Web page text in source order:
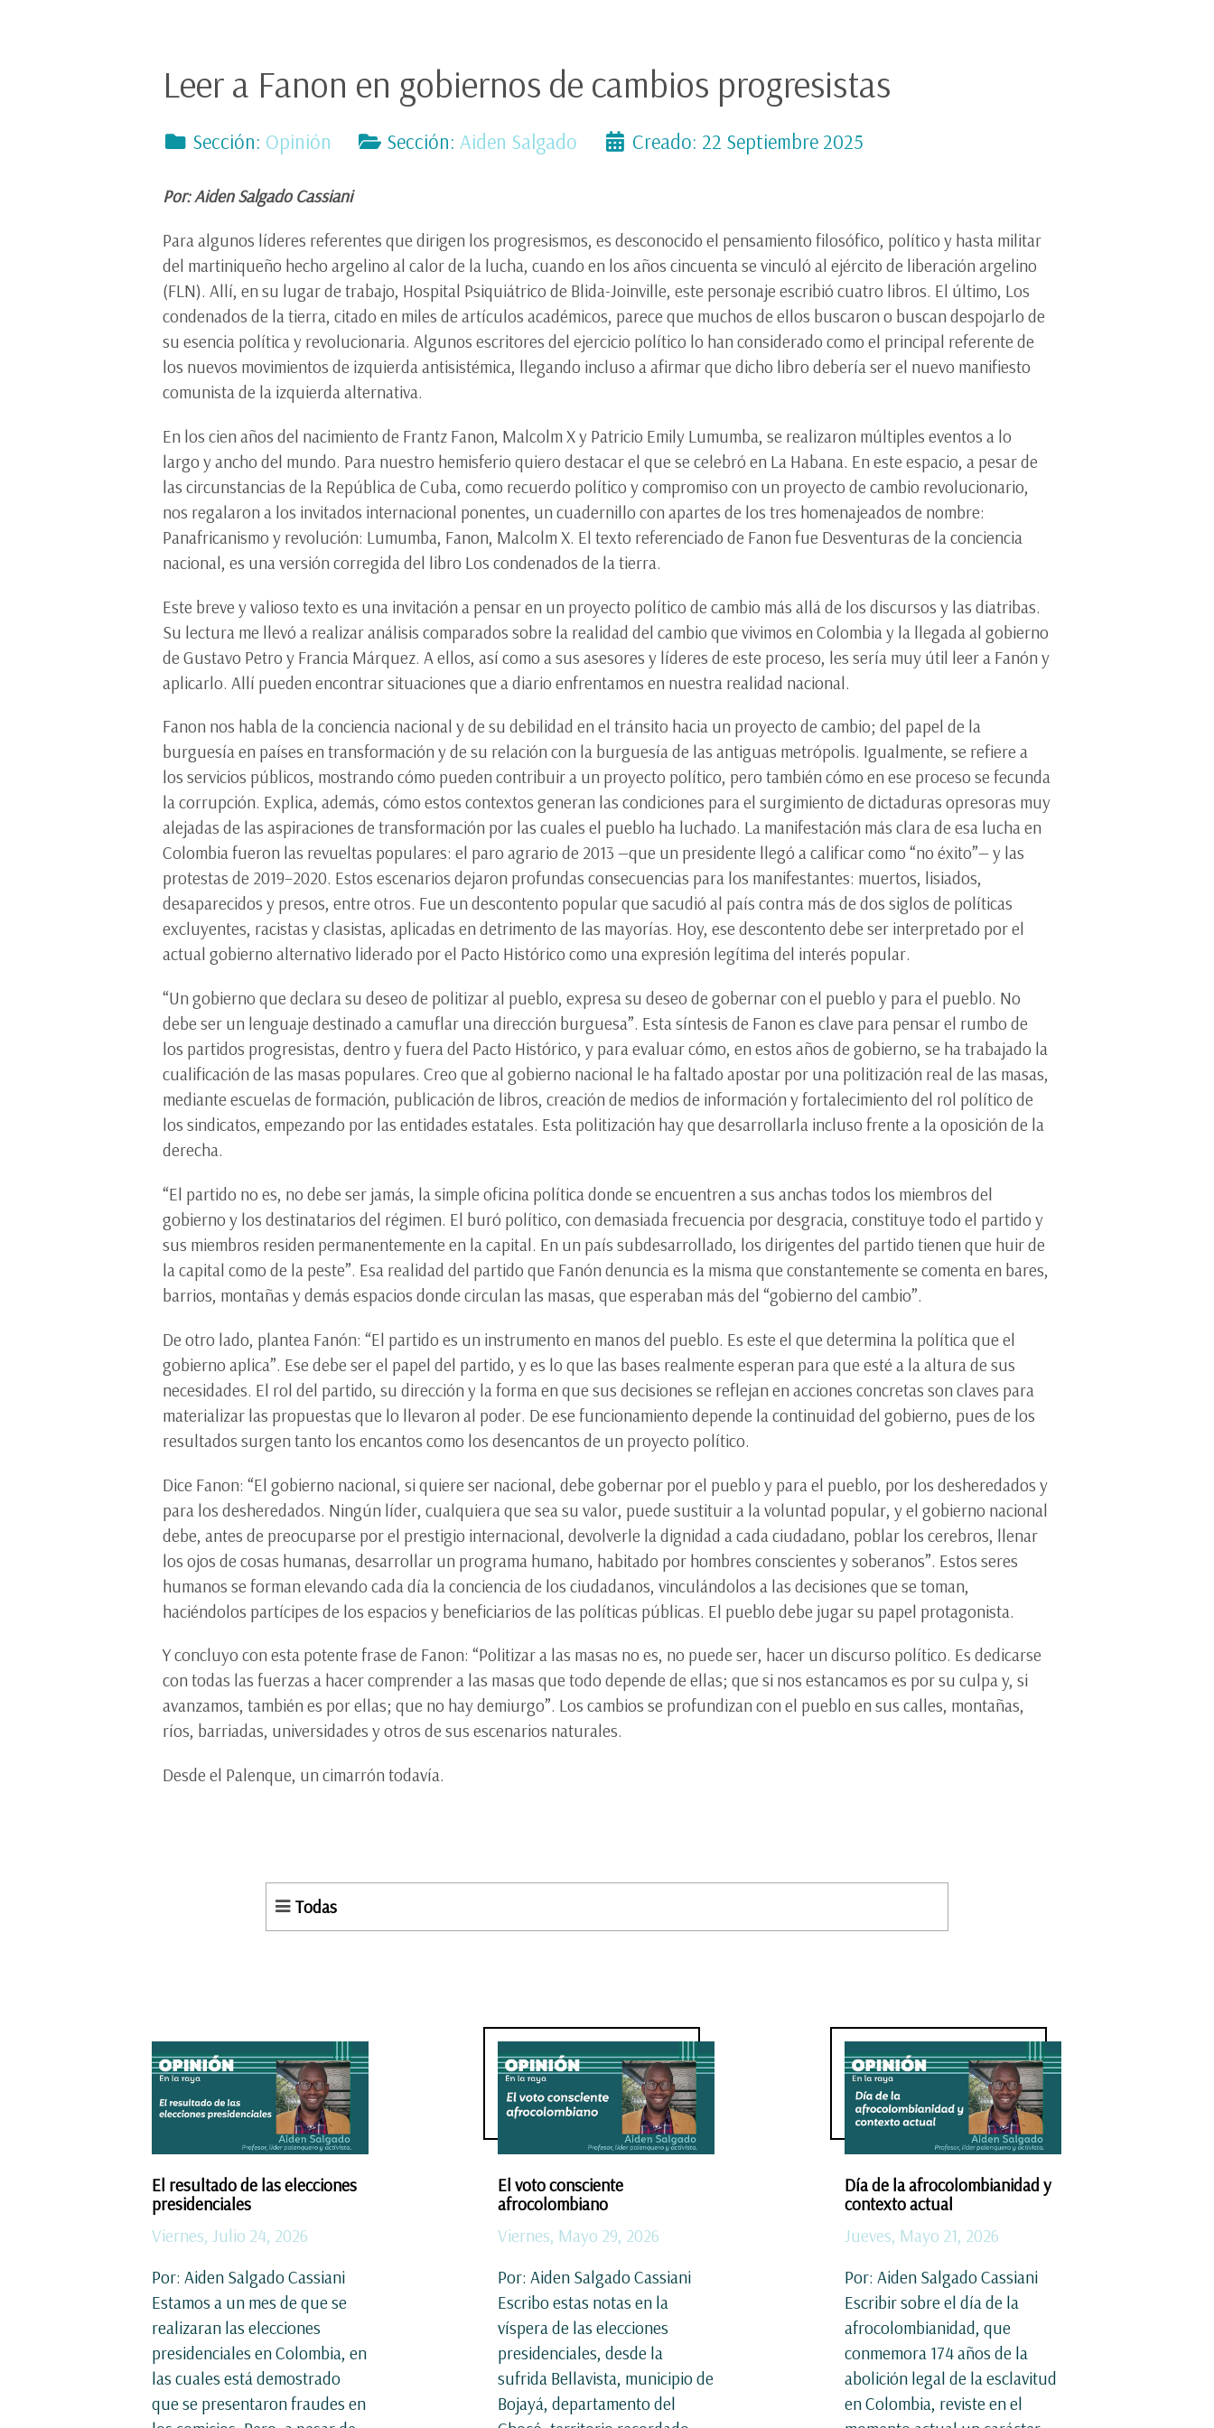
Leer a Fanon en gobiernos de cambios progresistas
Sección: Opinión Sección:Aiden Salgado Creado: 22 Septiembre 2025
Por: Aiden Salgado Cassiani
Para algunos líderes referentes que dirigen los progresismos, es desconocido el pensamiento filosófico, político y hasta militar
del martiniqueño hecho argelino al calor de la lucha, cuando en los años cincuenta se vinculó al ejército de liberación argelino
(FLN). Allí, en su lugar de trabajo, Hospital Psiquiátrico de Blida-Joinville, este personaje escribió cuatro libros. El último, Los
condenados de la tierra, citado en miles de artículos académicos, parece que muchos de ellos buscaron o buscan despojarlo de
su esencia política y revolucionaria. Algunos escritores del ejercicio político lo han considerado como el principal referente de
los nuevos movimientos de izquierda antisistémica, llegando incluso a afirmar que dicho libro debería ser el nuevo manifiesto
comunista de la izquierda alternativa.
En los cien años del nacimiento de Frantz Fanon, Malcolm X y Patricio Emily Lumumba, se realizaron múltiples eventos a lo
largo y ancho del mundo. Para nuestro hemisferio quiero destacar el que se celebró en La Habana. En este espacio, a pesar de
las circunstancias de la República de Cuba, como recuerdo político y compromiso con un proyecto de cambio revolucionario,
nos regalaron a los invitados internacional ponentes, un cuadernillo con apartes de los tres homenajeados de nombre:
Panafricanismo y revolución: Lumumba, Fanon, Malcolm X. El texto referenciado de Fanon fue Desventuras de la conciencia
nacional, es una versión corregida del libro Los condenados de la tierra.
Este breve y valioso texto es una invitación a pensar en un proyecto político de cambio más allá de los discursos y las diatribas.
Su lectura me llevó a realizar análisis comparados sobre la realidad del cambio que vivimos en Colombia y la llegada al gobierno
de Gustavo Petro y Francia Márquez. A ellos, así como a sus asesores y líderes de este proceso, les sería muy útil leer a Fanón y
aplicarlo. Allí pueden encontrar situaciones que a diario enfrentamos en nuestra realidad nacional.
Fanon nos habla de la conciencia nacional y de su debilidad en el tránsito hacia un proyecto de cambio; del papel de la
burguesía en países en transformación y de su relación con la burguesía de las antiguas metrópolis. Igualmente, se refiere a
los servicios públicos, mostrando cómo pueden contribuir a un proyecto político, pero también cómo en ese proceso se fecunda
la corrupción. Explica, además, cómo estos contextos generan las condiciones para el surgimiento de dictaduras opresoras muy
alejadas de las aspiraciones de transformación por las cuales el pueblo ha luchado. La manifestación más clara de esa lucha en
Colombia fueron las revueltas populares: el paro agrario de 2013 —que un presidente llegó a calificar como “no éxito”— y las
protestas de 2019–2020. Estos escenarios dejaron profundas consecuencias para los manifestantes: muertos, lisiados,
desaparecidos y presos, entre otros. Fue un descontento popular que sacudió al país contra más de dos siglos de políticas
excluyentes, racistas y clasistas, aplicadas en detrimento de las mayorías. Hoy, ese descontento debe ser interpretado por el
actual gobierno alternativo liderado por el Pacto Histórico como una expresión legítima del interés popular.
“Un gobierno que declara su deseo de politizar al pueblo, expresa su deseo de gobernar con el pueblo y para el pueblo. No
debe ser un lenguaje destinado a camuflar una dirección burguesa”. Esta síntesis de Fanon es clave para pensar el rumbo de
los partidos progresistas, dentro y fuera del Pacto Histórico, y para evaluar cómo, en estos años de gobierno, se ha trabajado la
cualificación de las masas populares. Creo que al gobierno nacional le ha faltado apostar por una politización real de las masas,
mediante escuelas de formación, publicación de libros, creación de medios de información y fortalecimiento del rol político de
los sindicatos, empezando por las entidades estatales. Esta politización hay que desarrollarla incluso frente a la oposición de la
derecha.
“El partido no es, no debe ser jamás, la simple oficina política donde se encuentren a sus anchas todos los miembros del
gobierno y los destinatarios del régimen. El buró político, con demasiada frecuencia por desgracia, constituye todo el partido y
sus miembros residen permanentemente en la capital. En un país subdesarrollado, los dirigentes del partido tienen que huir de
la capital como de la peste”. Esa realidad del partido que Fanón denuncia es la misma que constantemente se comenta en bares,
barrios, montañas y demás espacios donde circulan las masas, que esperaban más del “gobierno del cambio”.
De otro lado, plantea Fanón: “El partido es un instrumento en manos del pueblo. Es este el que determina la política que el
gobierno aplica”. Ese debe ser el papel del partido, y es lo que las bases realmente esperan para que esté a la altura de sus
necesidades. El rol del partido, su dirección y la forma en que sus decisiones se reflejan en acciones concretas son claves para
materializar las propuestas que lo llevaron al poder. De ese funcionamiento depende la continuidad del gobierno, pues de los
resultados surgen tanto los encantos como los desencantos de un proyecto político.
Dice Fanon: “El gobierno nacional, si quiere ser nacional, debe gobernar por el pueblo y para el pueblo, por los desheredados y
para los desheredados. Ningún líder, cualquiera que sea su valor, puede sustituir a la voluntad popular, y el gobierno nacional
debe, antes de preocuparse por el prestigio internacional, devolverle la dignidad a cada ciudadano, poblar los cerebros, llenar
los ojos de cosas humanas, desarrollar un programa humano, habitado por hombres conscientes y soberanos”. Estos seres
humanos se forman elevando cada día la conciencia de los ciudadanos, vinculándolos a las decisiones que se toman,
haciéndolos partícipes de los espacios y beneficiarios de las políticas públicas. El pueblo debe jugar su papel protagonista.
Y concluyo con esta potente frase de Fanon: “Politizar a las masas no es, no puede ser, hacer un discurso político. Es dedicarse
con todas las fuerzas a hacer comprender a las masas que todo depende de ellas; que si nos estancamos es por su culpa y, si
avanzamos, también es por ellas; que no hay demiurgo”. Los cambios se profundizan con el pueblo en sus calles, montañas,
ríos, barriadas, universidades y otros de sus escenarios naturales.
Desde el Palenque, un cimarrón todavía.
Todas
El resultado de las elecciones
presidenciales
Viernes, Julio 24, 2026
Por: Aiden Salgado Cassiani
Estamos a un mes de que se
realizaran las elecciones
presidenciales en Colombia, en
las cuales está demostrado
que se presentaron fraudes en
El voto consciente
afrocolombiano
Viernes, Mayo 29, 2026
Por: Aiden Salgado Cassiani
Escribo estas notas en la
víspera de las elecciones
presidenciales, desde la
sufrida Bellavista, municipio de
Bojayá, departamento del
Día de la afrocolombianidad y
contexto actual
Jueves, Mayo 21, 2026
Por: Aiden Salgado Cassiani
Escribir sobre el día de la
afrocolombianidad, que
conmemora 174 años de la
abolición legal de la esclavitud
en Colombia, reviste en el